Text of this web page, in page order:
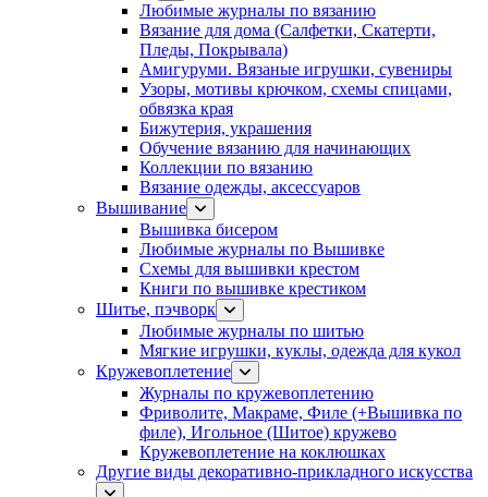
Любимые журналы по вязанию
Вязание для дома (Салфетки, Скатерти,
Пледы, Покрывала)
Амигуруми. Вязаные игрушки, сувениры
Узоры, мотивы крючком, схемы спицами,
обвязка края
Бижутерия, украшения
Обучение вязанию для начинающих
Коллекции по вязанию
Вязание одежды, аксессуаров
Вышивание
Вышивка бисером
Любимые журналы по Вышивке
Схемы для вышивки крестом
Книги по вышивке крестиком
Шитье, пэчворк
Любимые журналы по шитью
Мягкие игрушки, куклы, одежда для кукол
Кружевоплетение
Журналы по кружевоплетению
Фриволите, Макраме, Филе (+Вышивка по
филе), Игольное (Шитое) кружево
Кружевоплетение на коклюшках
Другие виды декоративно-прикладного искусства